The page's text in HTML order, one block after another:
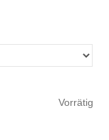
Vorrätig